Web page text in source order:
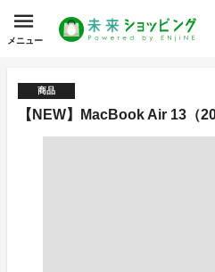
メニュー
商品
【NEW】MacBook Air 13（